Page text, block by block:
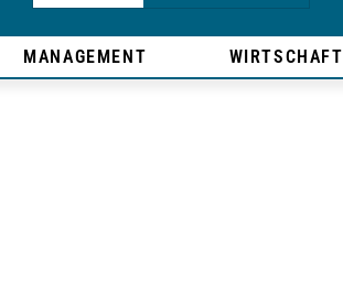
MANAGEMENT WIRTSCHAFT